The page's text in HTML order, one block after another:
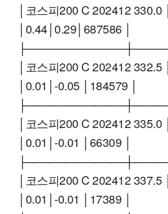
│코스피200 C 202412 330.0
│0.44│0.29│687586 │
│코스피200 C 202412 332.5
│0.01│-0.05 │184579 │
│코스피200 C 202412 335.0
│0.01│-0.01 │66309 │
│코스피200 C 202412 337.5
│0.01│-0.01 │17389 │